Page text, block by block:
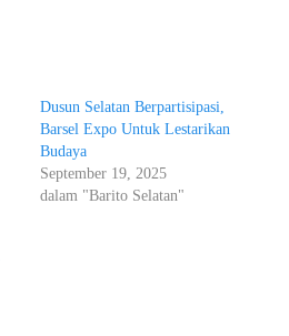
Dusun Selatan Berpartisipasi,
Barsel Expo Untuk Lestarikan
Budaya
September 19, 2025
dalam "Barito Selatan"